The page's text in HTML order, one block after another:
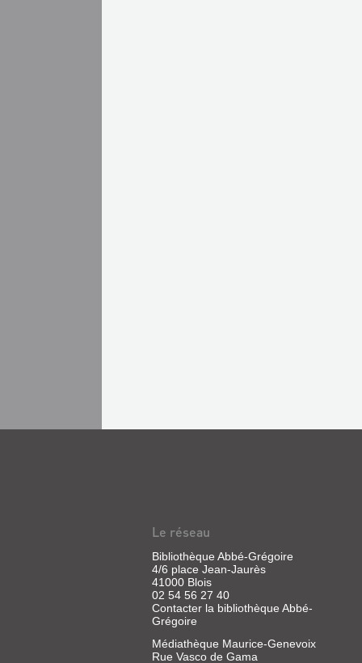
Le réseau
Bibliothèque Abbé-Grégoire
4/6 place Jean-Jaurès
41000 Blois
02 54 56 27 40
Contacter la bibliothèque Abbé-
Grégoire
Médiathèque Maurice-Genevoix
Rue Vasco de Gama